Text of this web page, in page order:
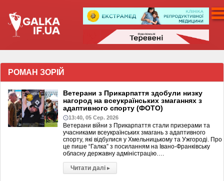
РОМАН ЗОРІЙ
Ветерани з Прикарпаття здобули низку
нагород на всеукраїнських змаганнях з
адаптивного спорту (ФОТО)
13:40, 05 Сер. 2026
Ветерани війни з Прикарпаття стали призерами та
учасниками всеукраїнських змагань з адаптивного
спорту, які відбулися у Хмельницькому та Ужгороді. Про
це пише “Галка” з посиланням на Івано-Франківську
обласну державну адміністрацію….
Читати далі ▸